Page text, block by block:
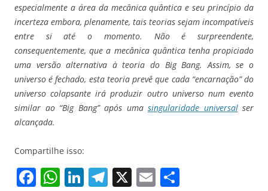
especialmente a área da mecânica quântica e seu princípio da
incerteza embora, plenamente, tais teorias sejam incompatíveis
entre si até o momento. Não é surpreendente,
consequentemente, que a mecânica quântica tenha propiciado
uma versão alternativa à teoria do Big Bang. Assim, se o
universo é fechado, esta teoria prevê que cada “encarnação” do
universo colapsante irá produzir outro universo num evento
similar ao “Big Bang” após uma singularidade universalser
alcançada.
Compartilhe isso:
F W Li T X E